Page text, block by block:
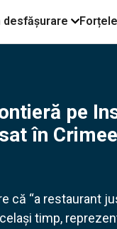
pe
în
că “a restaurant
timp,